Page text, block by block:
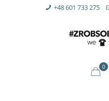
+48 601 733 275
0